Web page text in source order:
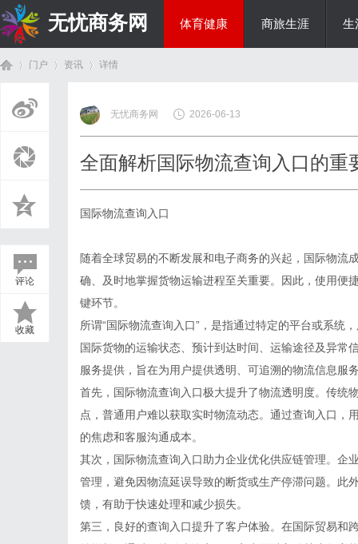
无忧商务网 体育健康 商旅生涯 生
门户 资讯
›
详情
评论
收藏
无忧商务网 2026-06-13
全面解析国际物流查询入口的重
国际物流查询入口
随着全球贸易的不断发展和电子商务的兴起，国际物流
确、及时地掌握货物运输进程至关重要。因此，使用便
键环节。
所谓“国际物流查询入口”，是指通过特定的平台或系统
国际货物的运输状态、预计到达时间、运输途径及异常
服务提供，旨在为用户提供透明、可追溯的物流信息服
首先，国际物流查询入口极大提升了物流透明度。传统
点，普通用户难以获取实时物流动态。通过查询入口，
的焦虑和客服沟通成本。
其次，国际物流查询入口助力企业优化供应链管理。企
管理，避免因物流延误导致的断货或生产停滞问题。此
馈，有助于快速处理和减少损失。
第三，良好的查询入口提升了客户体验。在国际贸易和